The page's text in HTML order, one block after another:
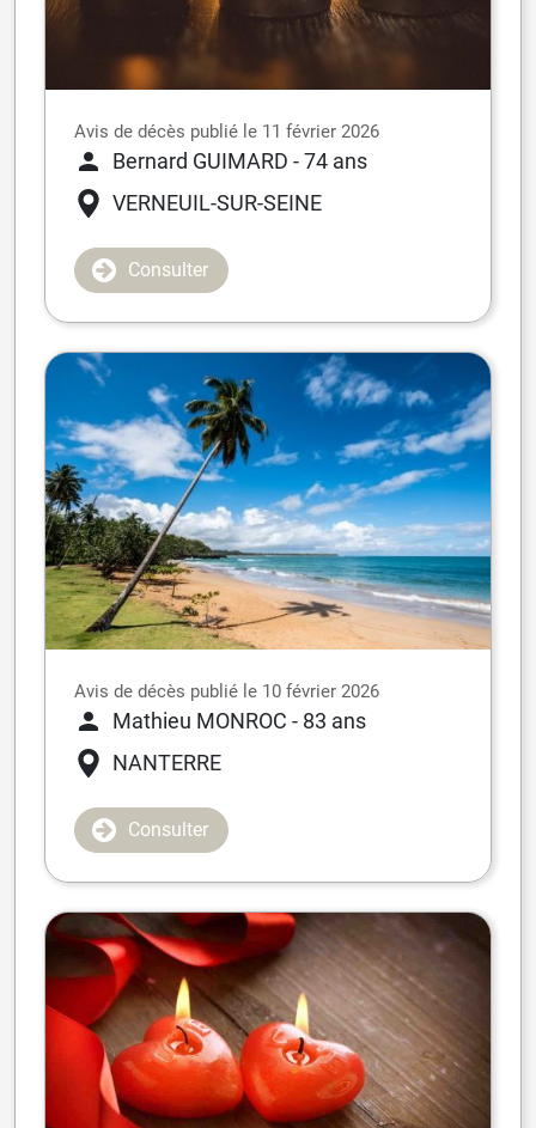
Avis de décès publié le 11 février 2026
Bernard GUIMARD - 74 ans
VERNEUIL-SUR-SEINE
Consulter
Avis de décès publié le 10 février 2026
Mathieu MONROC - 83 ans
NANTERRE
Consulter